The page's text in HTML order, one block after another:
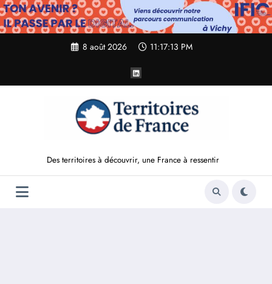
Aller
au
contenu
8 août 2026 11:17:14 PM
Des territoires à découvrir, une France à ressentir